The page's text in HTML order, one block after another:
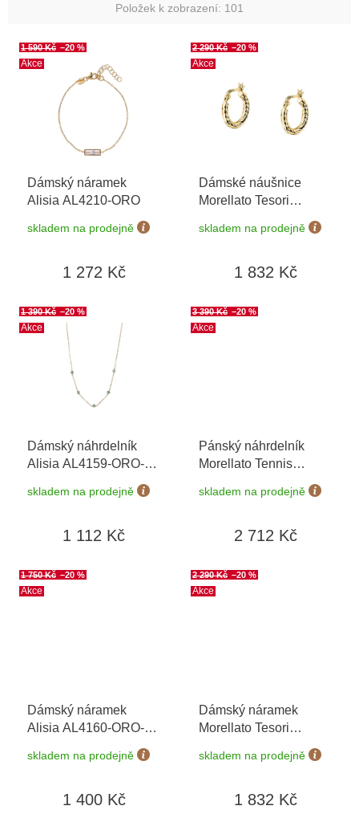
Položek k zobrazení: 101
Akce
1 590 Kč –20 %
Dámský náramek
Alisia AL4210-ORO
skladem na prodejně
1 272 Kč
Akce
2 290 Kč –20 %
Dámské náušnice
Morellato Tesori
skladem na prodejně
1 832 Kč
Akce
1 390 Kč –20 %
Dámský náhrdelník
Alisia AL4159-ORO-
skladem na prodejně
1 112 Kč
Akce
3 390 Kč –20 %
Pánský náhrdelník
Morellato Tennis
skladem na prodejně
2 712 Kč
Akce
1 750 Kč –20 %
Dámský náramek
Alisia AL4160-ORO-
skladem na prodejně
1 400 Kč
Akce
2 290 Kč –20 %
Dámský náramek
Morellato Tesori
skladem na prodejně
1 832 Kč